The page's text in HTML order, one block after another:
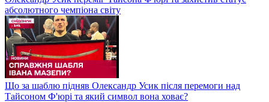
абсолютного чемпіона світу
Що за шаблю підняв Олександр Усик після перемоги над
Тайсоном Ф'юрі та який символ вона ховає?